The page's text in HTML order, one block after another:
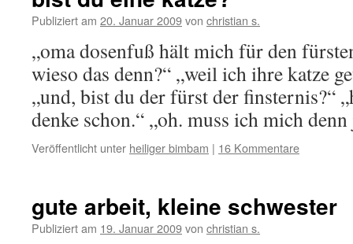
Publiziert am 20. Januar 2009von christian s.
„oma dosenfuß hält mich für den
wieso das denn?“ „weil ich ihre katze
„und, bist du der fürst der finsternis?“
denke schon.“ „oh. muss ich mich
Veröffentlicht unter heiliger bimbam | 16 Kommentare
gute arbeit, kleine schwester
Publiziert am 19. Januar 2009von christian s.